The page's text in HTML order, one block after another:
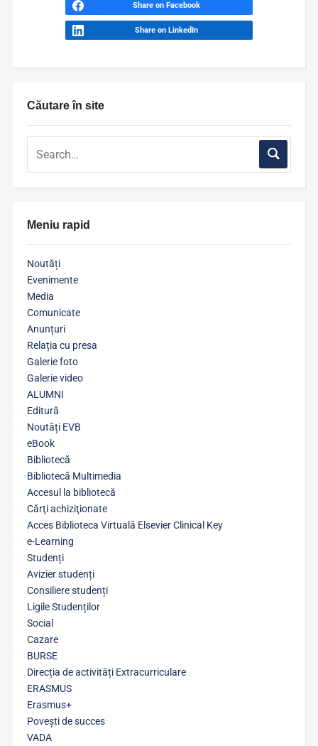
Căutare în site
Meniu rapid
Noutăți
Evenimente
Media
Comunicate
Anunțuri
Relația cu presa
Galerie foto
Galerie video
ALUMNI
Editură
Noutăți EVB
eBook
Bibliotecă
Bibliotecă Multimedia
Accesul la bibliotecă
Cărţi achiziţionate
Acces Biblioteca Virtuală Elsevier Clinical Key
e-Learning
Studenți
Avizier studenți
Consiliere studenți
Ligile Studenților
Social
Cazare
BURSE
Direcția de activități Extracurriculare
ERASMUS
Erasmus+
Povești de succes
VADA
Share on Facebook
Share on LinkedIn